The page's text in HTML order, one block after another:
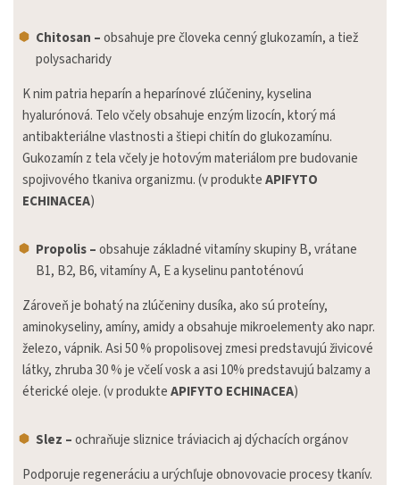
Chitosan –obsahuje pre človeka cenný glukozamín, a tiež
polysacharidy
K nim patria heparín a heparínové zlúčeniny, kyselina
hyalurónová. Telo včely obsahuje enzým lizocín, ktorý má
antibakteriálne vlastnosti a štiepi chitín do glukozamínu.
Gukozamín z tela včely je hotovým materiálom pre budovanie
spojivového tkaniva organizmu. (v produkteAPIFYTO
ECHINACEA)
Propolis –obsahuje základné vitamíny skupiny B, vrátane
В1, В2, В6, vitamíny A, E a kyselinu pantoténovú
Zároveň je bohatý na zlúčeniny dusíka, ako sú proteíny,
aminokyseliny, amíny, amidy a obsahuje mikroelementy ako napr.
železo, vápnik. Asi 50 % propolisovej zmesi predstavujú živicové
látky, zhruba 30 % je včelí vosk a asi 10% predstavujú balzamy a
éterické oleje. (v produkteAPIFYTO ECHINACEA)
Slez –ochraňuje sliznice tráviacich aj dýchacích orgánov
Podporuje regeneráciu a urýchľuje obnovovacie procesy tkanív.